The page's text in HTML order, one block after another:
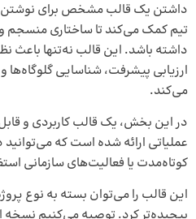
داشتن یک قالب مشخص برای نوشتن
تیم کمک می‌کند تا ساختاری منسجم
داشته باشد. این قالب نه‌تنها باعث
ارزیابی پیشرفت، شناسایی
می‌کند.
در این بخش، یک قالب کاربردی و
عملیاتی ارائه شده است که می‌توانید
کوتاه‌مدت یا فعالیت‌های سازمانی
این قالب را می‌توان بسته به نوع پروژه